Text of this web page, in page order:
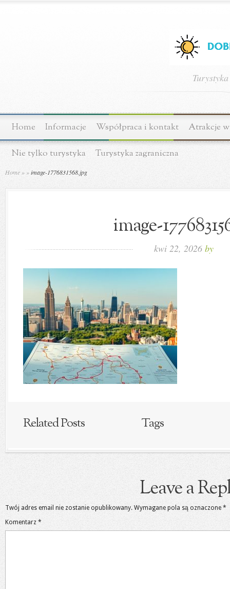
Home Informacje Współpraca i kontakt Atrakcje
Nie tylko turystyka Turystyka zagraniczna
Home » »image-1776831568.jpg
image-
kwi 22, 2026 by
Related Posts Tags
Leave a
Twój adres email nie zostanie opublikowany. Wymagane pola są oznaczone *
Komentarz *